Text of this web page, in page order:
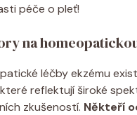
péče o pleť!
na⁣
léčby ekzému
reflektují široké
zkušeností. Někteří